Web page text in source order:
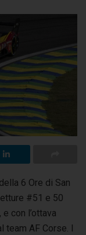
6 Ore di San
#51 e 50
e con l’ottava
team AF Corse. I